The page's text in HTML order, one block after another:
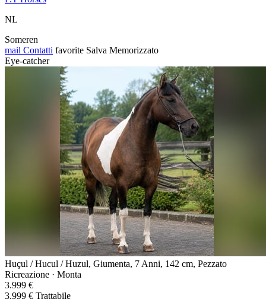
NL
Someren
mail Contatti favorite Salva Memorizzato
Eye-catcher
Huçul / Hucul / Huzul, Giumenta, 7 Anni, 142 cm, Pezzato
Ricreazione · Monta
3.999 €
3.999 € Trattabile